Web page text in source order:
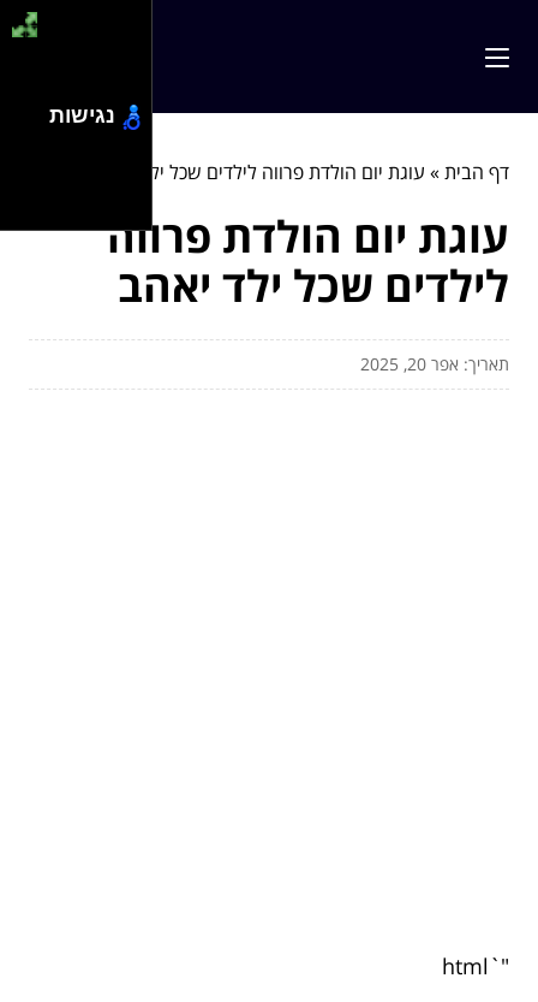
דף הבית» עוגת יום הולדת פרווה לילדים שכל ילד יאהב
עוגת יום הולדת פרווה
לילדים שכל ילד יאהב
תאריך: אפר 20, 2025
"`html
נגישות